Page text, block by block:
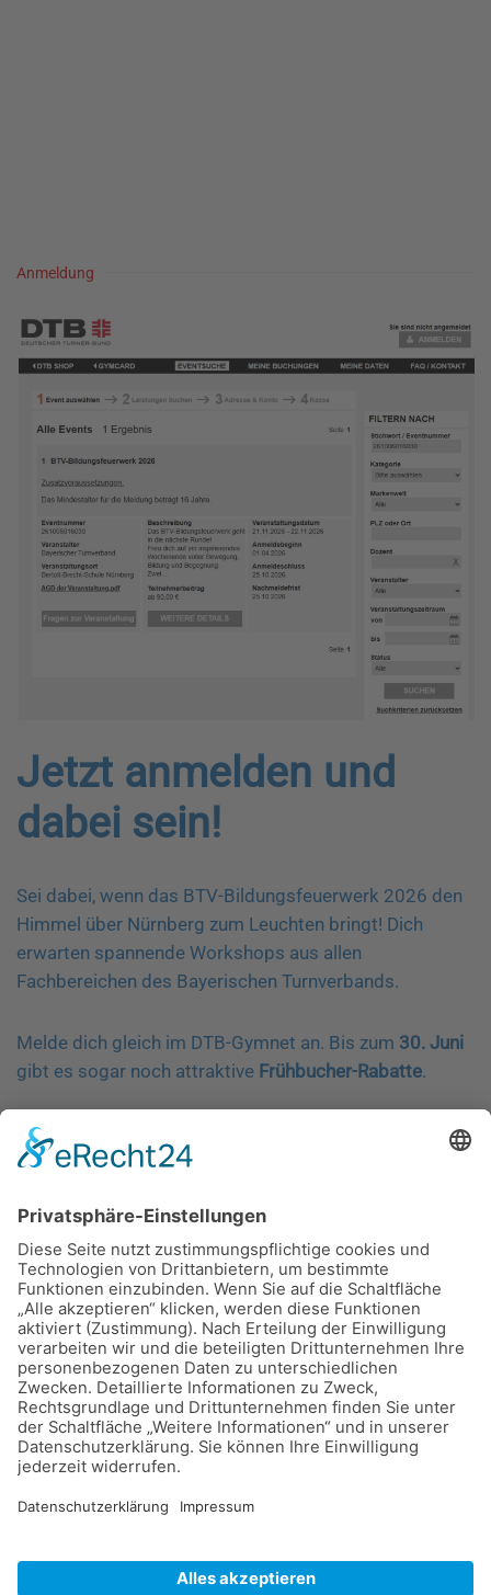
Anmeldung
Jetzt anmelden und
dabei sein!
Sei dabei, wenn das BTV-Bildungsfeuerwerk 2026 den
Himmel über Nürnberg zum Leuchten bringt! Dich
erwarten spannende Workshops aus allen
Fachbereichen des Bayerischen Turnverbands.
Melde dich gleich im DTB-Gymnet an. Bis zum 30. Juni
gibt es sogar noch attraktive Frühbucher-Rabatte.
DTB-Gymnet
Startseite Workshops
|Datenschutz